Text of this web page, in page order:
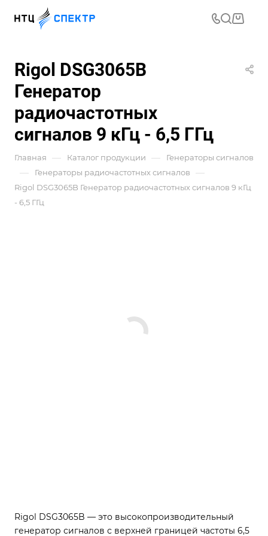
Rigol DSG3065B
Генератор
радиочастотных
сигналов 9 кГц - 6,5 ГГц
Главная — Каталог продукции — Генераторы сигналов
— Генераторы радиочастотных сигналов —
Rigol DSG3065B Генератор радиочастотных сигналов 9 кГц
- 6,5 ГГц
Rigol DSG3065B — это высокопроизводительный
генератор сигналов с верхней границей частоты 6,5